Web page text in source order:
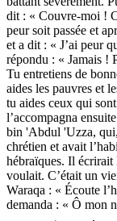
dit : « Couvre-moi !
peur soit passée et
et a dit : « J’ai peur
répondu : « Jamais !
Tu entretiens de
aides les pauvres et
tu aides ceux qui
l’accompagna
bin 'Abdul 'Uzza,
chrétien et avait
hébraïques. Il écrirait
voulait. C’était un
Waraqa : « Écoute
demanda : « Ô mon